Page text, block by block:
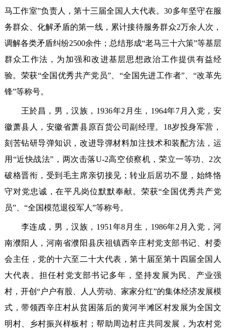
马工作室”负责人，第十三届全国人大代表。30多年坚守在服
务群众、化解矛盾的第一线，累计接待服务群众2万余人次，
调解各类矛盾纠纷2500余件；总结形成“老马三十六策”等基层
群众工作法，为加强和改进基层思想政治工作提供有益经
验。荣获“全国优秀共产党员”、“全国先进工作者”、“改革先
锋”等称号。
王於昌，男，汉族，1936年2月生，1964年7月入党，安
徽萧县人，安徽省萧县原百货公司副经理。18岁投身军营，
刻苦钻研导弹知识，改进导弹材料加注技术和装配方法，运
用“近快战法”，两次击落U-2高空侦察机，荣立一等功、2次
破格晋衔，受到毛主席亲切接见；转业后居功不显，始终恪
守对党忠诚，在平凡岗位默默奉献。荣获“全国优秀共产党
员”、“全国模范退役军人”等称号。
李连成，男，汉族，1951年8月生，1986年2月入党，河
南濮阳人，河南省濮阳县庆祖镇西辛庄村党支部书记、村委
会主任，党的十六至二十大代表，第十届至第十四届全国人
大代表。担任村党支部书记多年，坚持发展为民、产业强
村，开创“户户有股、人人劳动、家家分红”的集体经济发展模
式，带领西辛庄村从贫困落后的黄河半滩区村发展为全国文
明村、乡村振兴样板村；帮助周边村庄共同发展，为农村党